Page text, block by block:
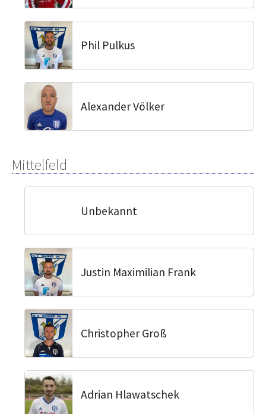
Phil Pulkus
Alexander Völker
Mittelfeld
Unbekannt
Justin Maximilian Frank
Christopher Groß
Adrian Hlawatschek